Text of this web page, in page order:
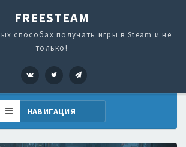
FREESTEAM
способах получать игры в Steam и не
только!
VK Twitter